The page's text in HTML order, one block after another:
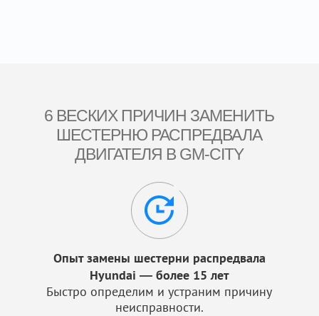
6 ВЕСКИХ ПРИЧИН ЗАМЕНИТЬ
ШЕСТЕРНЮ РАСПРЕДВАЛА
ДВИГАТЕЛЯ В GM-CITY
Опыт замены шестерни распредвала
Hyundai — более 15 лет
Быстро определим и устраним причину
неисправности.